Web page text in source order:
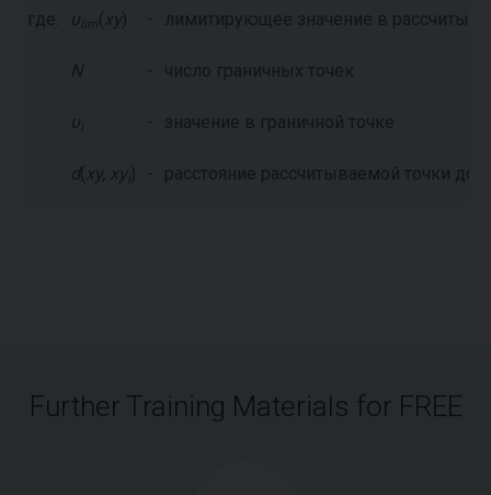
где: υ lim ( xy) - лимитирующее значение в
N - число граничных точек
υ - значение в граничной точке
d( xy, xy ) - расстояние рассчитываемой точки до
Further Training Materials for FREE